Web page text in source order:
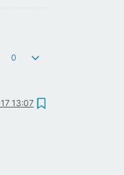
0
13:07